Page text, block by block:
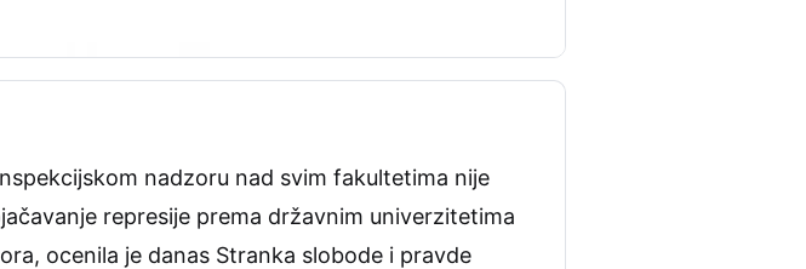
nadzoru nad svim fakultetima nije
represije prema državnim univerzitetima
ocenila je danas Stranka slobode i pravde